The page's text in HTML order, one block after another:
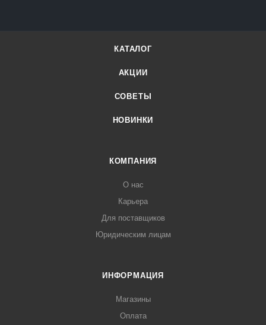
КАТАЛОГ
АКЦИИ
СОВЕТЫ
НОВИНКИ
КОМПАНИЯ
О нас
Карьера
Для поставщиков
Юридическим лицам
ИНФОРМАЦИЯ
Магазины
Оплата